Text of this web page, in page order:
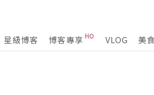
星級博客 博客專享 VLOG 美